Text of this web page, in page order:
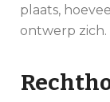
plaats,
ontwerp zich.